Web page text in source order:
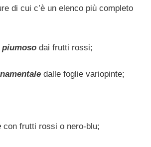
di cui c’è un elenco più completo
piumoso dai frutti rossi;
dalle foglie variopinte;
con frutti rossi o nero-blu;